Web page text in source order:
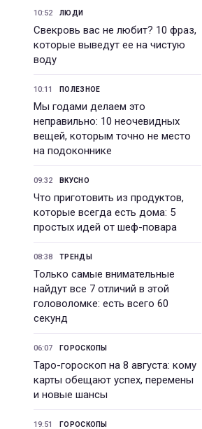
10:52 ЛЮДИ
Свекровь вас не любит? 10 фраз,
которые выведут ее на чистую
воду
10:11 ПОЛЕЗНОЕ
Мы годами делаем это
неправильно: 10 неочевидных
вещей, которым точно не место
на подоконнике
09:32 ВКУСНО
Что приготовить из продуктов,
которые всегда есть дома: 5
простых идей от шеф-повара
08:38 ТРЕНДЫ
Только самые внимательные
найдут все 7 отличий в этой
головоломке: есть всего 60
секунд
06:07 ГОРОСКОПЫ
Таро-гороскоп на 8 августа: кому
карты обещают успех, перемены
и новые шансы
19:51 ГОРОСКОПЫ